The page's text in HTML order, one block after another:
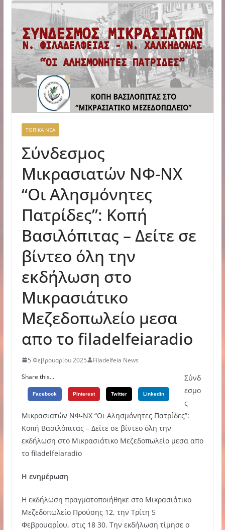
ΤΟΠΙΚΑ ΝΕΑ
Σύνδεσμος
Μικρασιατών ΝΦ-ΝΧ
“Οι Αλησμόνητες
Πατρίδες”: Κοπή
Βασιλόπιτας – Δείτε σε
βίντεο όλη την
εκδήλωση στο
Μικρασιάτικο
Μεζεδοπωλείο μεσα
απο το filadelfeiaradio
5 Φεβρουαρίου 2025
Filadelfeia News
Share this...
Facebook Pinterest Twitter Linkedin
Σύνδ
εσμο
ς
Μικρασιατών ΝΦ-ΝΧ “Οι Αλησμόνητες Πατρίδες”:
Κοπή Βασιλόπιτας – Δείτε σε βίντεο όλη την
εκδήλωση στο Μικρασιάτικο Μεζεδοπωλείο μεσα απο
το filadelfeiaradio
Η ενημέρωση
H εκδήλωση πραγματοποιήθηκε στο Μικρασιάτικο
Μεζεδοπωλείο Προύσης 12, την Τρίτη 5
Φεβρουαρίου, στις 18 30. Την εκδήλωση τίμησε ο